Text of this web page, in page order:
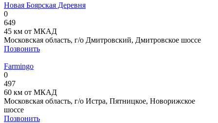
Новая Боярская Деревня
0
649
45 км от МКАД
Московская область, г/о Дмитровский, Дмитровское шоссе
Позвонить
Farmingo
0
497
60 км от МКАД
Московская область, г/о Истра, Пятницкое, Новорижское
шоссе
Позвонить